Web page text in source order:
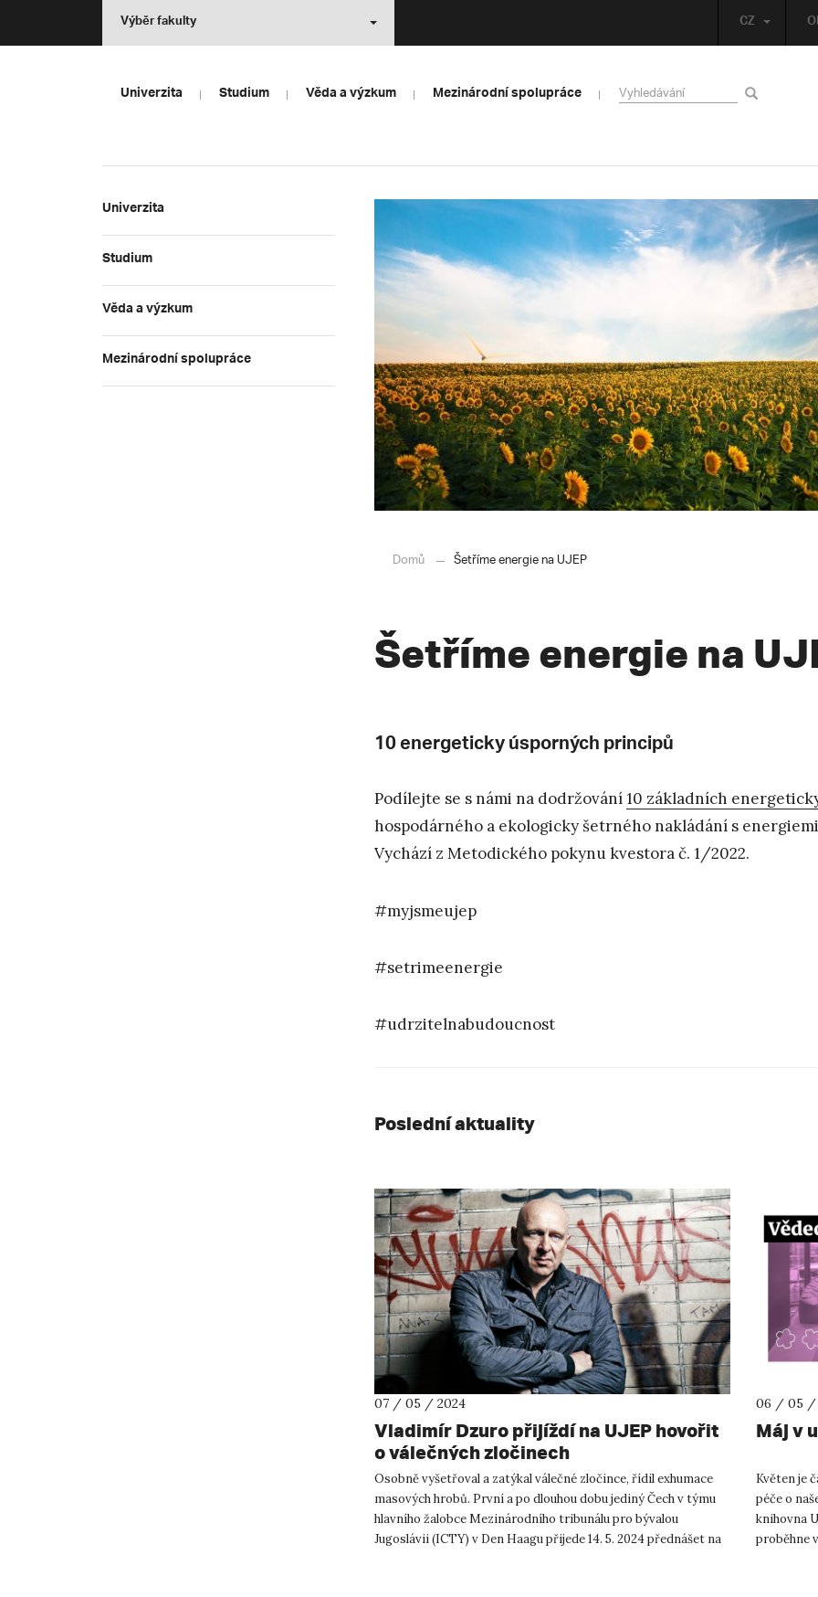
CZ
Výběr fakulty
Univerzita Studium Věda a výzkum Mezinárodní spolupráce
Univerzita
Studium
Věda a výzkum
Mezinárodní spolupráce
Domů Šetříme energie na UJEP
Šetříme energie na
10 energeticky úsporných principů
Podílejte se s námi na dodržování10 základních
hospodárného a ekologicky šetrného nakládání s
Vychází z Metodického pokynu kvestora č. 1/2022.
#myjsmeujep
#setrimeenergie
#udrzitelnabudoucnost
Poslední aktuality
07 / 05 / 2024
Vladimír Dzuro přijíždí na UJEP hovořit
o válečných zločinech
Osobně vyšetřoval a zatýkal válečné zločince, řídil exhumace
masových hrobů. První a po dlouhou dobu jediný Čech v týmu
hlavního žalobce Mezinárodního tribunálu pro bývalou
Jugoslávii (ICTY) v Den Haagu přijede 14. 5. 2024 přednášet na
06 / 05 /
Máj v
Květen je
péče o
knihovna
proběhne